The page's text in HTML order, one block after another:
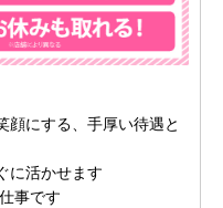
顔にする、手厚い待遇と
に活かせます
事です